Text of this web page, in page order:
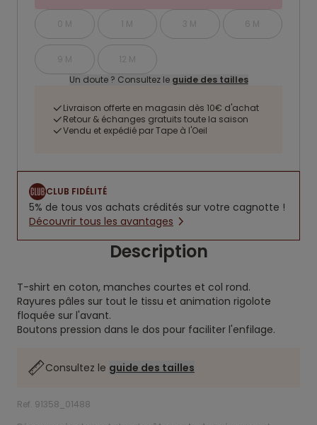
0 M 1 M 3 M 6 M
9 M
12 M
Un doute ? Consultez le guide des tailles
Livraison offerte en magasin dès 10€ d'achat
Retour & échanges gratuits toute la saison
Vendu et expédié par Tape à l'Oeil
CLUB FIDÉLITÉ
5% de tous vos achats crédités sur votre cagnotte !
Découvrir tous les avantages
Description
T-shirt en coton, manches courtes et col rond.
Rayures pâles sur tout le tissu et animation rigolote
floquée sur l'avant.
Boutons pression dans le dos pour faciliter l'enfilage.
Consultez le guide des tailles
Ref. 91358_01488